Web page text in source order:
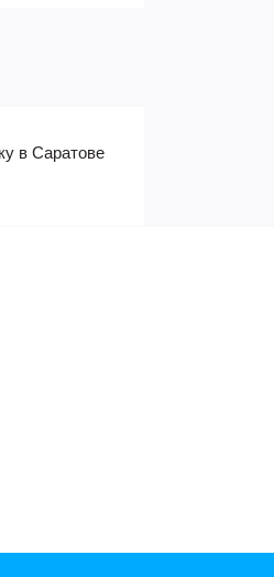
в Саратове